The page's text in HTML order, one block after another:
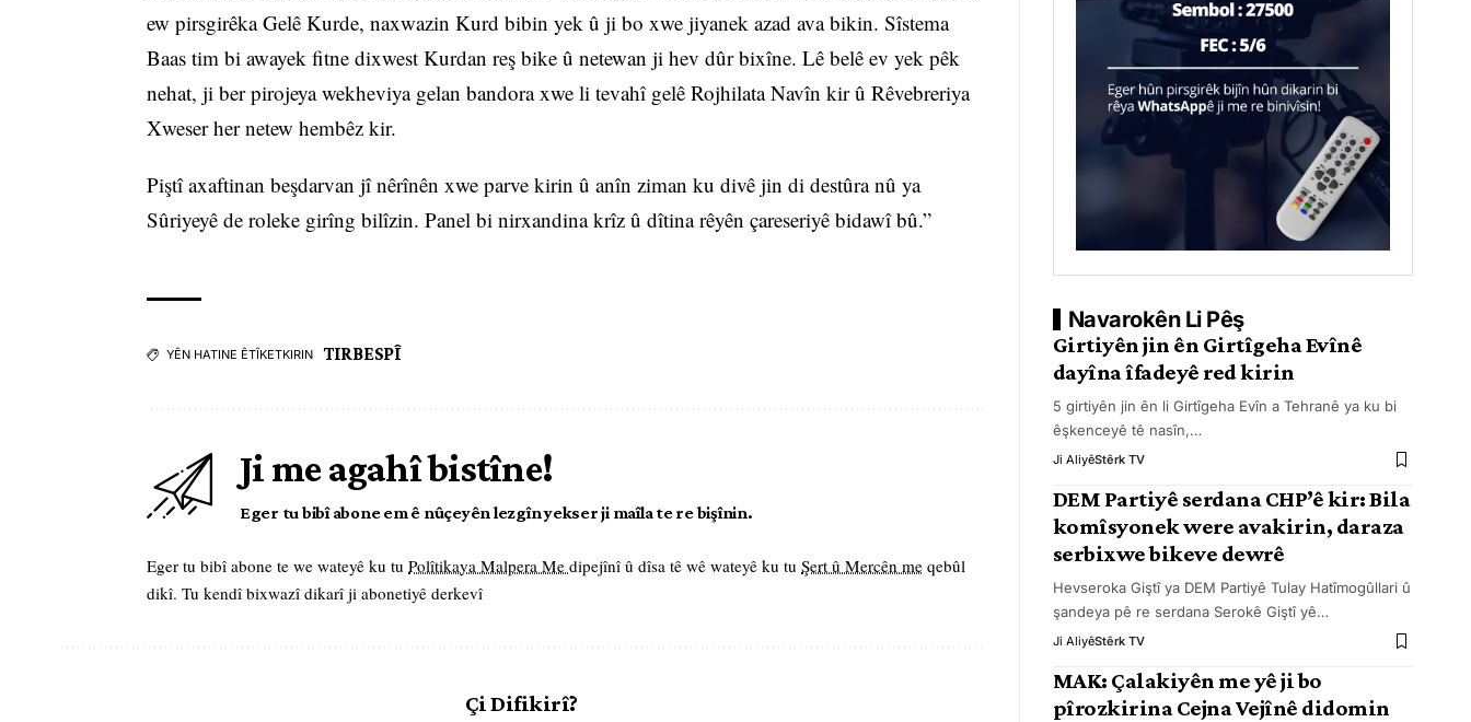
ew pirsgirêka Gelê Kurde, naxwazin Kurd bibin yek û ji bo xwe jiyanek azad ava bikin. Sîstema
Baas tim bi awayek fitne dixwest Kurdan reş bike û netewan ji hev dûr bixîne. Lê belê ev yek pêk
nehat, ji ber pirojeya wekheviya gelan bandora xwe li tevahî gelê Rojhilata Navîn kir û Rêvebreriya
Xweser her netew hembêz kir.
Piştî axaftinan beşdarvan jî nêrînên xwe parve kirin û anîn ziman ku divê jin di destûra nû ya
Sûriyeyê de roleke girîng bilîzin. Panel bi nirxandina krîz û dîtina rêyên çareseriyê bidawî bû.”
YÊN HATINE ÊTÎKETKIRIN TIRBESPÎ
Ji me agahî bistîne!
Eger tu bibî abone em ê nûçeyên lezgîn yekser ji maîla te re bişînin.
Eger tu bibî abone te we wateyê ku tu Polîtikaya Malpera Me dipejînî û dîsa tê wê wateyê ku tu Şert û Mercên me qebûl
dikî. Tu kendî bixwazî dikarî ji abonetiyê derkevî
Çi Difikirî?
Navarokên Li Pêş
Girtiyên jin ên Girtîgeha Evînê
dayîna îfadeyê red kirin
5 girtiyên jin ên li Girtîgeha Evîn a Tehranê ya ku bi
êşkenceyê tê nasîn,…
Ji AliyêStêrk TV
DEM Partiyê serdana CHP’ê kir: Bila
komîsyonek were avakirin, daraza
serbixwe bikeve dewrê
Hevseroka Giştî ya DEM Partiyê Tulay Hatîmogûllari û
şandeya pê re serdana Serokê Giştî yê…
Ji AliyêStêrk TV
MAK: Çalakiyên me yê ji bo
pîrozkirina Cejna Vejînê didomin